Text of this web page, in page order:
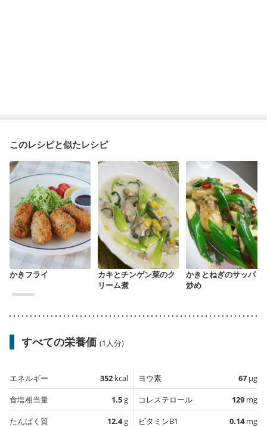
このレシピと似たレシピ
かきフライ
カキとチンゲン菜のク
リーム煮
かきとねぎのサッパリ
炒め
すべての栄養価 (1人分)
エネルギー 352 kcal
食塩相当量
1.5g
たんぱく質
12.4g
ヨウ素 67 µg
コレステロール
129 mg
ビタミンB1
0.14mg